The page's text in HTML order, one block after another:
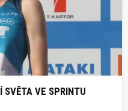
SVĚTA VE SPRINTU